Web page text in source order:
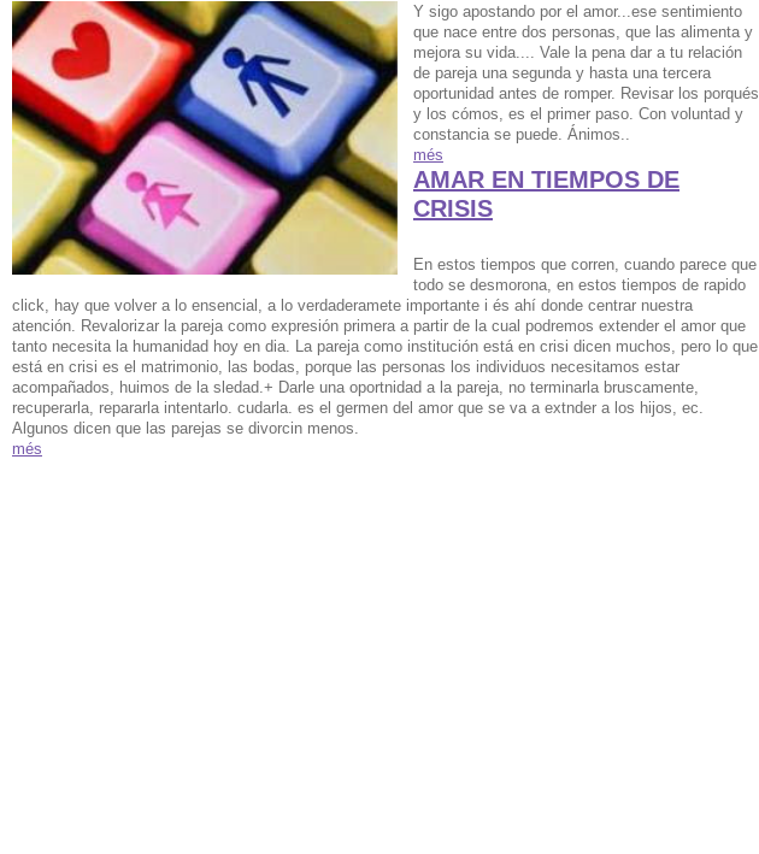
Y sigo apostando por el amor...ese sentimiento
que nace entre dos personas, que las alimenta y
mejora su vida.... Vale la pena dar a tu relación
de pareja una segunda y hasta una tercera
oportunidad antes de romper. Revisar los porqués
y los cómos, es el primer paso. Con voluntad y
constancia se puede. Ánimos..
més
AMAR EN TIEMPOS DE
CRISIS
En estos tiempos que corren, cuando parece que
todo se desmorona, en estos tiempos de rapido
click, hay que volver a lo ensencial, a lo verdaderamete importante i és ahí donde centrar nuestra
atención. Revalorizar la pareja como expresión primera a partir de la cual podremos extender el amor que
tanto necesita la humanidad hoy en dia. La pareja como institución está en crisi dicen muchos, pero lo que
está en crisi es el matrimonio, las bodas, porque las personas los individuos necesitamos estar
acompañados, huimos de la sledad.+ Darle una oportnidad a la pareja, no terminarla bruscamente,
recuperarla, repararla intentarlo. cudarla. es el germen del amor que se va a extnder a los hijos, ec.
Algunos dicen que las parejas se divorcin menos.
més